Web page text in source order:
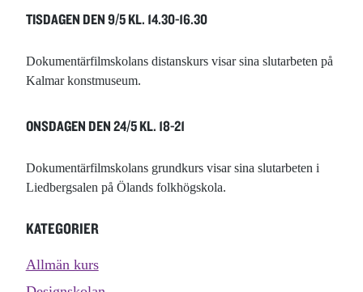
TISDAGEN DEN 9/5 KL. 14.30-16.30
Dokumentärfilmskolans distanskurs visar sina slutarbeten på
Kalmar konstmuseum.
ONSDAGEN DEN 24/5 KL. 18-21
Dokumentärfilmskolans grundkurs visar sina slutarbeten i
Liedbergsalen på Ölands folkhögskola.
KATEGORIER
Allmän kurs